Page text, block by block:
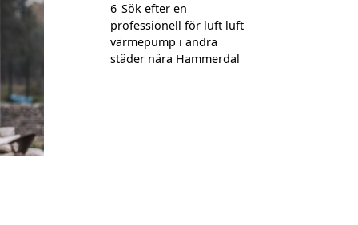
6 Sök efter en
professionell för luft luft
värmepump i andra
städer nära Hammerdal